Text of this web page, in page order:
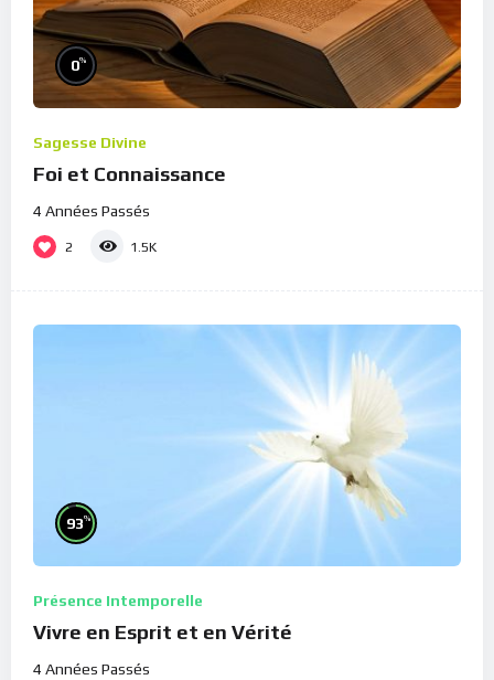
0%
Sagesse Divine
Foi et Connaissance
4 Années Passés
2 1.5K
93%
Présence Intemporelle
Vivre en Esprit et en Vérité
4 Années Passés